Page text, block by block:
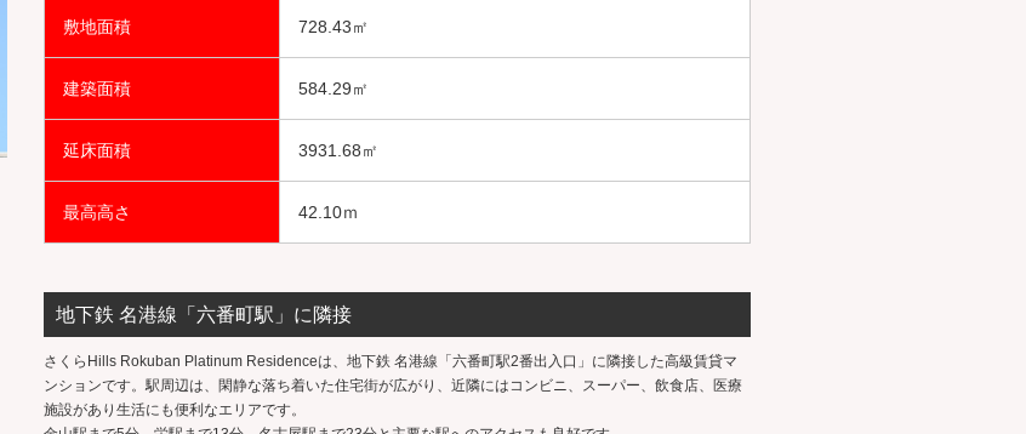
敷地面積 728.43㎡
建築面積 584.29㎡
延床面積 3931.68㎡
最高高さ 42.10ｍ
地下鉄 名港線「六番町駅」に隣接
さくらHills Rokuban Platinum Residenceは、地下鉄 名港線「六番町駅2番出入口」に隣接した高級賃貸マ
ンションです。駅周辺は、閑静な落ち着いた住宅街が広がり、近隣にはコンビニ、スーパー、飲食店、医療
施設があり生活にも便利なエリアです。